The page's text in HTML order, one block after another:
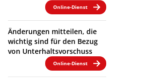
Online-Dienst
Änderungen mitteilen, die
wichtig sind für den Bezug
von Unterhaltsvorschuss
Online-Dienst